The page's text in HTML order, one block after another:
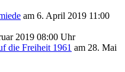
am 6. April 2019 11:00
2019 08:00 Uhr
die Freiheit 1961 am 28. Mai